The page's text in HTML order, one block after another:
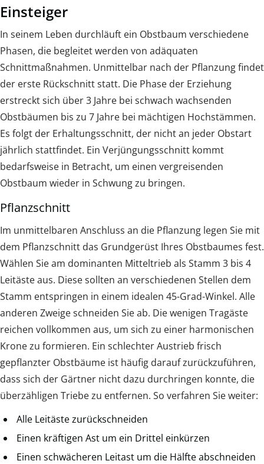
Einsteiger
In seinem Leben durchläuft ein Obstbaum verschiedene
Phasen, die begleitet werden von adäquaten
Schnittmaßnahmen. Unmittelbar nach der Pflanzung findet
der erste Rückschnitt statt. Die Phase der Erziehung
erstreckt sich über 3 Jahre bei schwach wachsenden
Obstbäumen bis zu 7 Jahre bei mächtigen Hochstämmen.
Es folgt der Erhaltungsschnitt, der nicht an jeder Obstart
jährlich stattfindet. Ein Verjüngungsschnitt kommt
bedarfsweise in Betracht, um einen vergreisenden
Obstbaum wieder in Schwung zu bringen.
Pflanzschnitt
Im unmittelbaren Anschluss an die Pflanzung legen Sie mit
dem Pflanzschnitt das Grundgerüst Ihres Obstbaumes fest.
Wählen Sie am dominanten Mitteltrieb als Stamm 3 bis 4
Leitäste aus. Diese sollten an verschiedenen Stellen dem
Stamm entspringen in einem idealen 45-Grad-Winkel. Alle
anderen Zweige schneiden Sie ab. Die wenigen Tragäste
reichen vollkommen aus, um sich zu einer harmonischen
Krone zu formieren. Ein schlechter Austrieb frisch
gepflanzter Obstbäume ist häufig darauf zurückzuführen,
dass sich der Gärtner nicht dazu durchringen konnte, die
überzähligen Triebe zu entfernen. So verfahren Sie weiter:
Alle Leitäste zurückschneiden
Einen kräftigen Ast um ein Drittel einkürzen
Einen schwächeren Leitast um die Hälfte abschneiden